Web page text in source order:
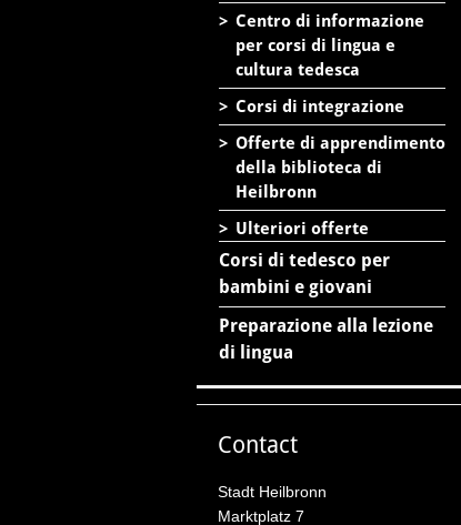
> Centro di informazione
per corsi di lingua e
cultura tedesca
> Corsi di integrazione
> Offerte di apprendimento
della biblioteca di
Heilbronn
> Ulteriori offerte
Corsi di tedesco per
bambini e giovani
Preparazione alla lezione
di lingua
Contact
Stadt Heilbronn
Marktplatz 7